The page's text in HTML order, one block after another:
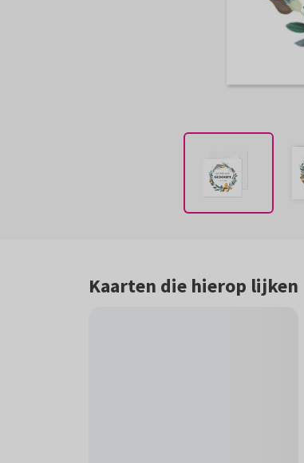
Kaarten die hierop lijken